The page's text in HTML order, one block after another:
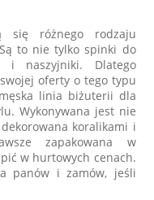
się różnego rodzaju
to nie tylko spinki do
i naszyjniki. Dlatego
oferty o tego typu
linia biżuterii dla
Wykonywana jest nie
koralikami i
zapakowana w
w hurtowych cenach.
panów i zamów, jeśli